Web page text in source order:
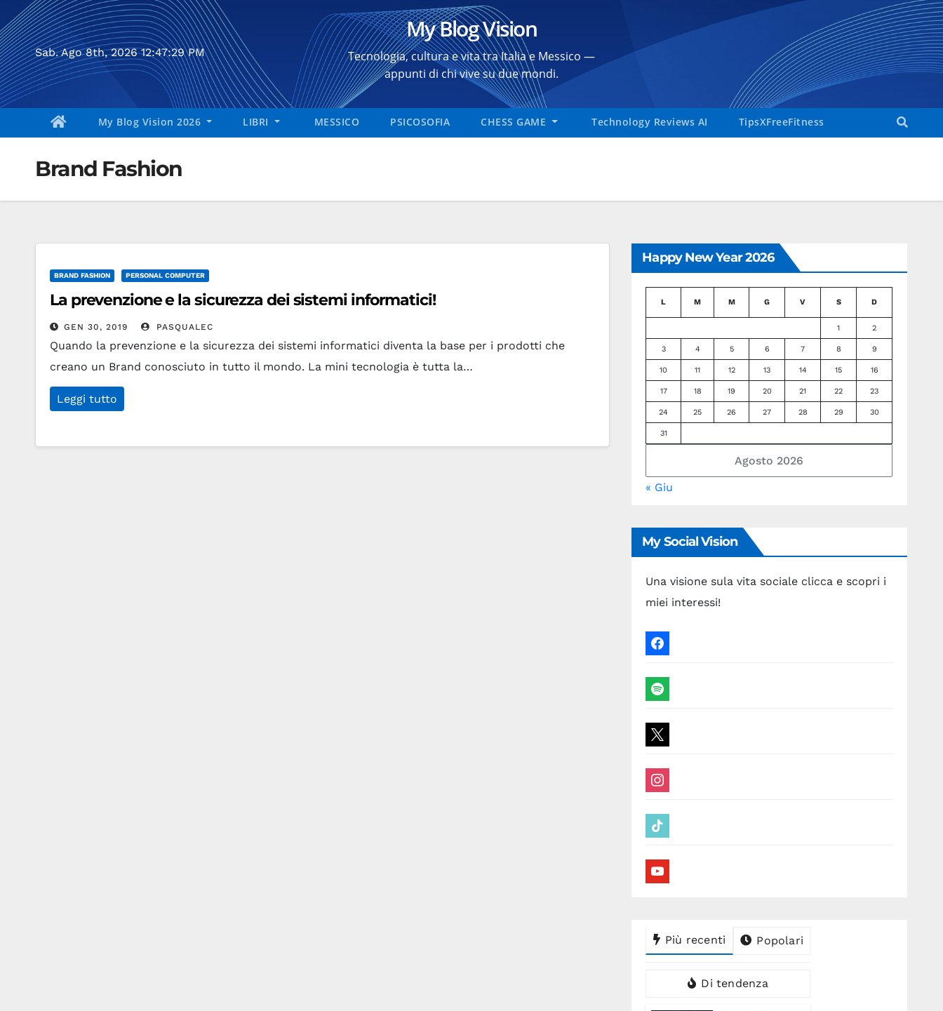
Salta
al
contenutoSab. Ago 8th, 202612:47:30 PM
My Blog Vision
Tecnologia, cultura e vita tra Italia e Messico —
appunti di chi vive su due mondi.
My Blog Vision 2026 LIBRI MESSICO PSICOSOFIA CHESS GAME Technology Reviews AI TipsXFreeFitness
Brand Fashion
BRAND FASHION PERSONAL COMPUTER
La prevenzione e la sicurezza dei sistemi informatici!
GEN 30, 2019 PASQUALEC
Quando la prevenzione e la sicurezza dei sistemi informatici diventa la base per i prodotti che
creano un Brand conosciuto in tutto il mondo. La mini tecnologia è tutta la…
Leggi tutto
Happy New Year 2026
Agosto 2026
L M M G V S D
1 2
3 4 5 6 7 8 9
10 11 12 13 14 15 16
17 18 19 20 21 22 23
24 25 26 27 28 29 30
31
« Giu
My Social Vision
Una visione sula vita sociale clicca e scopri i
miei interessi!
facebook
spotify
x
instagram
tiktok
youtube
Più recenti Popolari
Di tendenza